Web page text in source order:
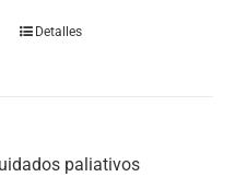
Detalles
paliativos